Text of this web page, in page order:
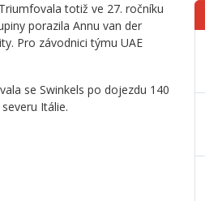
totiž ve 27. ročníku
porazila Annu van der
Pro závodnici týmu UAE
se Swinkels po dojezdu 140
Itálie.